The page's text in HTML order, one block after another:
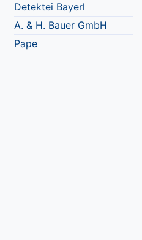
Detektei Bayerl
A. & H. Bauer GmbH
Pape